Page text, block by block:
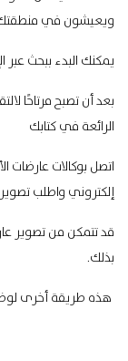
ويعيشون في
يمكنك البدء ببحث
بعد أن تصبح مرتاحًا
الرائعة في كتابك
اتصل بوكالات عارضات
إلكتروني واطلب
قد تتمكن من تصوير
بذلك.
هذه طريقة أخرى